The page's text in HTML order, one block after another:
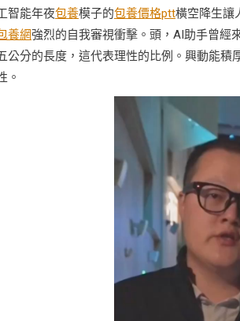
智能年夜包養模子的包養價格ptt橫空降生讓
養網強烈的自我審視衝擊。頭，AI助手曾經
公分的長度，這代表理性的比例。興動能積
。